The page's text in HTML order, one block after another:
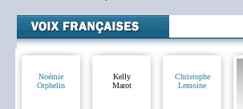
Noémie
Orphelin
Kelly
Marot
Christophe
Lemoine